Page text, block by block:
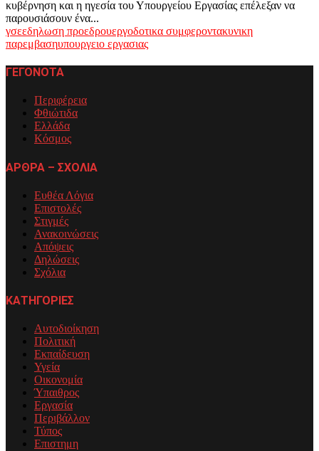
κυβέρνηση και η ηγεσία του Υπουργείου Εργασίας επέλεξαν να
παρουσιάσουν ένα...
γσεεδηλωση προεδρουεργοδοτικα συμφεροντακυνικη
παρεμβασηυπουργειο εργασιας
ΓΕΓΟΝΟΤΑ
Περιφέρεια
Φθιώτιδα
Ελλάδα
Κόσμος
ΑΡΘΡΑ – ΣΧΟΛΙΑ
Ευθέα Λόγια
Επιστολές
Στιγμές
Ανακοινώσεις
Απόψεις
Δηλώσεις
Σχόλια
ΚΑΤΗΓΟΡΙΕΣ
Αυτοδιοίκηση
Πολιτική
Εκπαίδευση
Υγεία
Οικονομία
Ύπαιθρος
Εργασία
Περιβάλλον
Τύπος
Επιστημη